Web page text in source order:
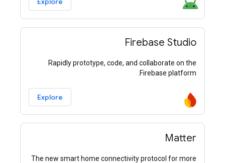
Firebase Studio
Rapidly prototype, code, and collaborate on the
Firebase platform.
Explore
Matter
The new smart home connectivity protocol for more